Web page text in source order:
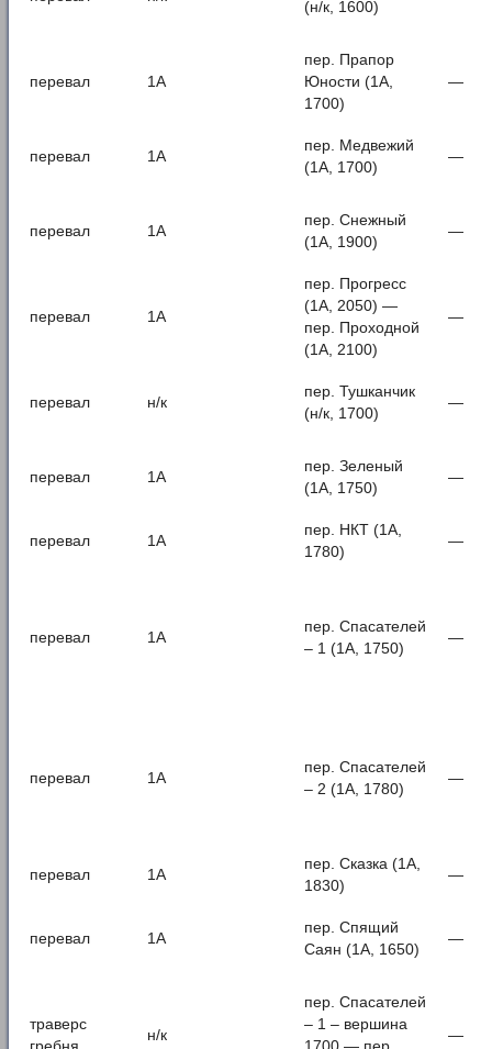
(н/к, 1600)
перевал 1А
пер. Прапор
Юности (1А,
1700)
—
перевал 1А
пер. Медвежий
(1А, 1700)
—
перевал 1А
пер. Снежный
(1А, 1900)
—
перевал 1А
пер. Прогресс
(1А, 2050) —
пер. Проходной
(1А, 2100)
—
перевал н/к
пер. Тушканчик
(н/к, 1700)
—
перевал 1А
пер. Зеленый
(1А, 1750)
—
перевал 1А
пер. НКТ (1А,
1780)
—
перевал 1А
пер. Спасателей
– 1 (1А, 1750)
—
перевал 1А
пер. Спасателей
– 2 (1А, 1780)
—
перевал 1А
пер. Сказка (1А,
1830)
—
перевал 1А
пер. Спящий
Саян (1А, 1650)
—
траверс
н/к
пер. Спасателей
– 1 – вершина
—